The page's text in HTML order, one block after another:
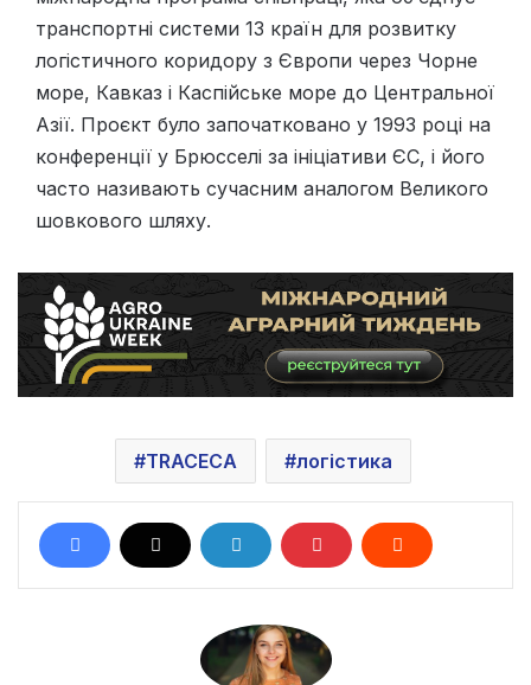
транспортні системи 13 країн для розвитку
логістичного коридору з Європи через Чорне
море, Кавказ і Каспійське море до Центральної
Азії. Проєкт було започатковано у 1993 році на
конференції у Брюсселі за ініціативи ЄС, і його
часто називають сучасним аналогом Великого
шовкового шляху.
TRACECA логістика